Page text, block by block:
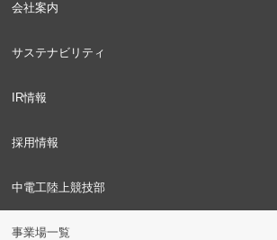
会社案内
サステナビリティ
IR情報
採用情報
中電工陸上競技部
事業場一覧